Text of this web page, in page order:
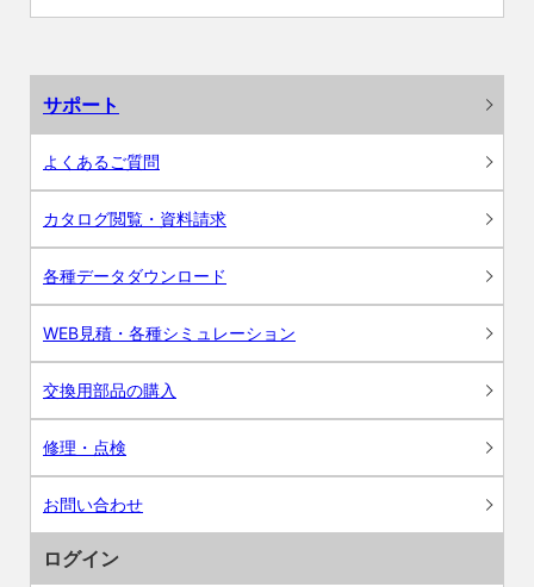
サポート
よくあるご質問
カタログ閲覧・資料請求
各種データダウンロード
WEB見積・各種シミュレーション
交換用部品の購入
修理・点検
お問い合わせ
ログイン